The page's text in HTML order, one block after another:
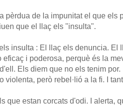
pèrdua de la impunitat el que els
que el llaç els "insulta".
insulta : El llaç els denuncia. El
eficaç i poderosa, perquè és la
Els diem que no els tenim
violenta, però rebel·lió a la fi. I
que estan corcats d'odi. I alerta,